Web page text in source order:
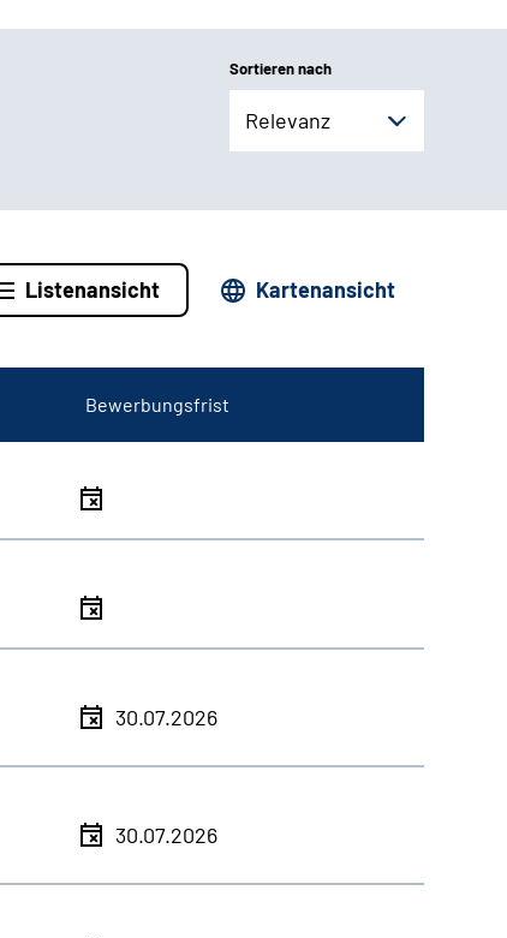
Sortieren nach
Relevanz
Listenansicht Kartenansicht
Bewerbungsfrist
30.07.2026
30.07.2026